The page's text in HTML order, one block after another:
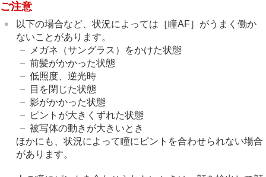
ご注意
以下の場合など、状況によっては ［瞳AF］ がうまく働か
ないことがあります。
メガネ（サングラス）をかけた状態
前髪がかかった状態
低照度、逆光時
目を閉じた状態
影がかかった状態
ピントが大きくずれた状態
被写体の動きが大きいとき
ほかにも、状況によって瞳にピントを合わせられない場合
があります。